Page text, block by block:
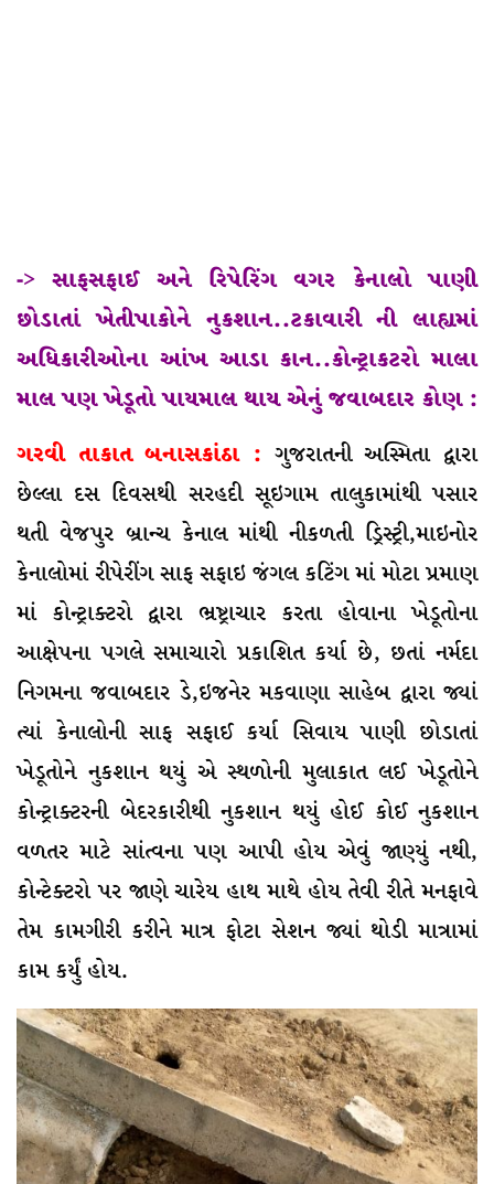
-> સાફસફાઈ અને રિપેરિંગ વગર કેનાલો પાણી
છોડાતાં ખેતીપાકોને નુકશાન..ટકાવારી ની લાહ્યમાં
અધિકારીઓના આંખ આડા કાન..કોન્ટ્રાકટરો માલા
માલ પણ ખેડૂતો પાયમાલ થાય એનું જવાબદાર કોણ :
ગરવી તાકાત બનાસકાંઠા : ગુજરાતની અસ્મિતા દ્વારા
છેલ્લા દસ દિવસથી સરહદી સૂઇગામ તાલુકામાંથી પસાર
થતી વેજપુર બ્રાન્ચ કેનાલ માંથી નીકળતી ડ્રિસ્ટ્રી,માઇનોર
કેનાલોમાં રીપેરીંગ સાફ સફાઇ જંગલ કટિંગ માં મોટા પ્રમાણ
માં કોન્ટ્રાક્ટરો દ્વારા ભ્રષ્ટ્રાચાર કરતા હોવાના ખેડૂતોના
આક્ષેપના પગલે સમાચારો પ્રકાશિત કર્યા છે, છતાં નર્મદા
નિગમના જવાબદાર ડે,ઇજનેર મકવાણા સાહેબ દ્વારા જ્યાં
ત્યાં કેનાલોની સાફ સફાઈ કર્યા સિવાય પાણી છોડાતાં
ખેડૂતોને નુકશાન થયું એ સ્થળોની મુલાકાત લઈ ખેડૂતોને
કોન્ટ્રાક્ટરની બેદરકારીથી નુકશાન થયું હોઈ કોઈ નુકશાન
વળતર માટે સાંત્વના પણ આપી હોય એવું જાણ્યું નથી,
કોન્ટેક્ટરો પર જાણે ચારેય હાથ માથે હોય તેવી રીતે મનફાવે
તેમ કામગીરી કરીને માત્ર ફોટા સેશન જ્યાં થોડી માત્રામાં
કામ કર્યું હોય.